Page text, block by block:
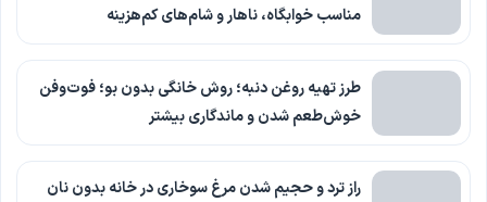
مناسب خوابگاه، ناهار و شام‌های کم‌هزینه
طرز تهیه روغن دنبه؛ روش خانگی بدون بو؛ فوت‌وفن
خوش‌طعم شدن و ماندگاری بیشتر
راز ترد و حجیم شدن مرغ سوخاری در خانه بدون نان